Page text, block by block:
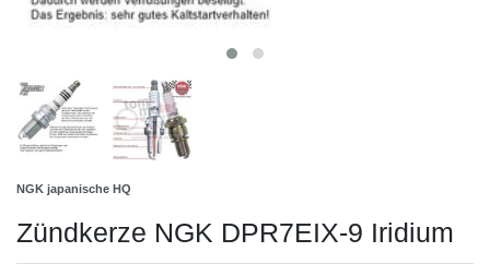
NGK japanische HQ
Zündkerze NGK DPR7EIX-9 Iridium